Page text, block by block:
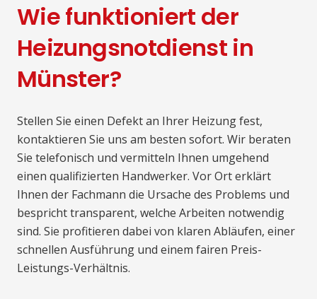
Wie funktioniert der
Heizungsnotdienst in
Münster?
Stellen Sie einen Defekt an Ihrer Heizung fest,
kontaktieren Sie uns am besten sofort. Wir beraten
Sie telefonisch und vermitteln Ihnen umgehend
einen qualifizierten Handwerker. Vor Ort erklärt
Ihnen der Fachmann die Ursache des Problems und
bespricht transparent, welche Arbeiten notwendig
sind. Sie profitieren dabei von klaren Abläufen, einer
schnellen Ausführung und einem fairen Preis-
Leistungs-Verhältnis.